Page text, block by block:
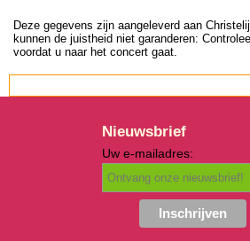
Deze gegevens zijn aangeleverd aan
kunnen de juistheid niet garanderen:
voordat u naar het concert gaat.
Nieuwsbrief
Uw e-mailadres: